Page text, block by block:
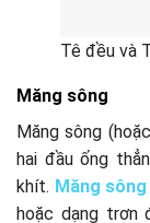
Tê đều và
Măng sông
Măng sông
hai đầu ống
khít. Măng
hoặc dạng trơn